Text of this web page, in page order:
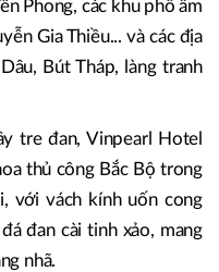
Phong, các khu phố ẩm
Gia Thiều... và các địa
Bút Tháp, làng tranh
tre đan, Vinpearl Hotel
thủ công Bắc Bộ trong
với vách kính uốn cong
đan cài tinh xảo, mang
nhã.